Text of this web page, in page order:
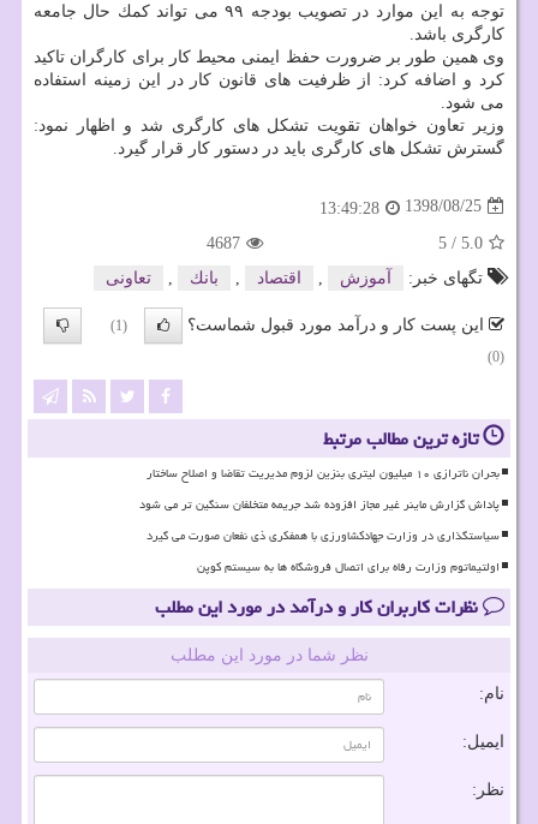
توجه به این موارد در تصویب بودجه ۹۹ می تواند كمك حال جامعه
كارگری باشد.
وی همین طور بر ضرورت حفظ ایمنی محیط كار برای كارگران تاكید
كرد و اضافه كرد: از ظرفیت های قانون كار در این زمینه استفاده
می شود.
وزیر تعاون خواهان تقویت تشكل های كارگری شد و اظهار نمود:
گسترش تشكل های كارگری باید در دستور كار قرار گیرد.
1398/08/25
13:49:28
5.0
/
5
4687
تگهای خبر:
آموزش اقتصاد بانك تعاونی
این پست کار و درآمد مورد قبول شماست؟
(1)
(0)
تازه ترین مطالب مرتبط
بحران ناترازی ۱۰ میلیون لیتری بنزین لزوم مدیریت تقاضا و اصلاح ساختار
پاداش گزارش ماینر غیر مجاز افزوده شد جریمه متخلفان سنگین تر می شود
سیاستگذاری در وزارت جهادکشاورزی با همفکری ذی نفعان صورت می گیرد
اولتیماتوم وزارت رفاه برای اتصال فروشگاه ها به سیستم کوپن
نظرات کاربران کار و درآمد در مورد این مطلب
نظر شما در مورد این مطلب
نام:
ایمیل:
نظر: